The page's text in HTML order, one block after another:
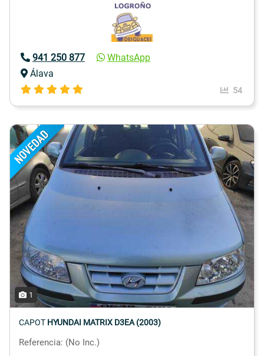
941 250 877
WhatsApp
Álava
54
1
CAPOT HYUNDAI MATRIX D3EA (2003)
Referencia: (No Inc.)